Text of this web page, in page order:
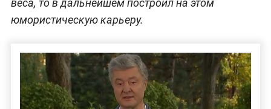
веса, то в дальнейшем построил на этом
юмористическую карьеру.